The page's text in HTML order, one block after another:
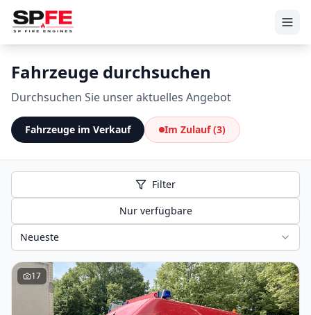
Fahrzeuge durchsuchen
Durchsuchen Sie unser aktuelles Angebot
Fahrzeuge im Verkauf Im Zulauf(3)
Filter
Nur verfügbare
Neueste
17